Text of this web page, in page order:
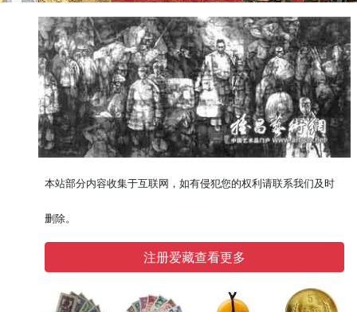
本站部分内容收集于互联网，如有侵犯您的权利请联系我们及时
删除。
注册爱藏查看更多